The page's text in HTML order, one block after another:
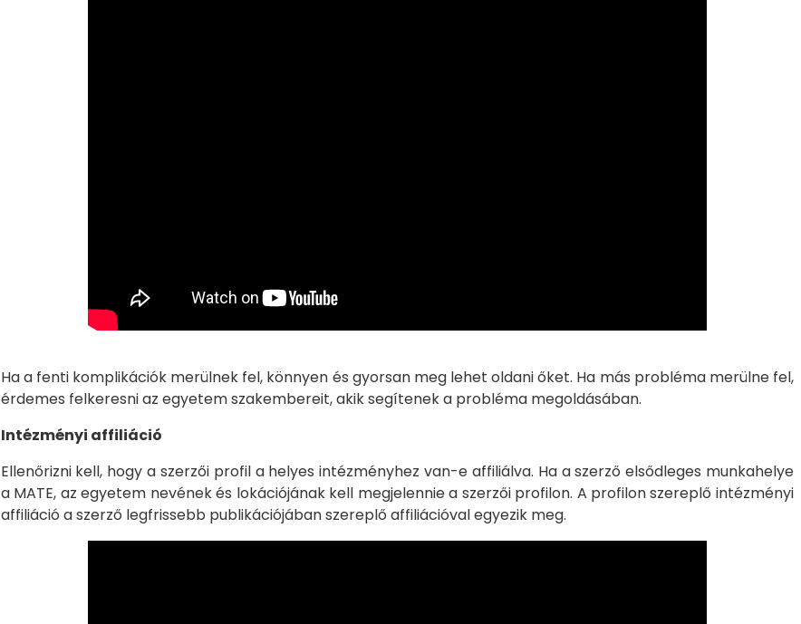
Ha a fenti komplikációk merülnek fel, könnyen és gyorsan meg lehet oldani őket. Ha más probléma merülne fel,
érdemes felkeresni az egyetem szakembereit, akik segítenek a probléma megoldásában.
Intézményi affiliáció
Ellenőrizni kell, hogy a szerzői profil a helyes intézményhez van-e affiliálva. Ha a szerző elsődleges munkahelye
a MATE, az egyetem nevének és lokációjának kell megjelennie a szerzői profilon. A profilon szereplő intézményi
affiliáció a szerző legfrissebb publikációjában szereplő affiliációval egyezik meg.